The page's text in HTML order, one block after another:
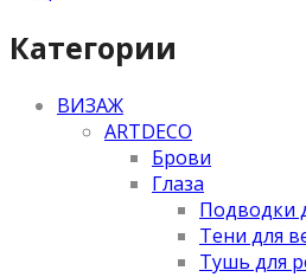
Категории
ВИЗАЖ
ARTDECO
Брови
Глаза
Подводки
Тени для
Тушь для